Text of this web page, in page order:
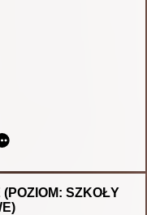
: zagrożenia i skutki dla
SZKOŁY